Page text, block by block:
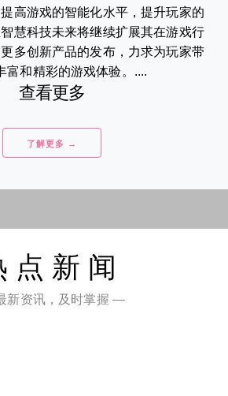
高游戏的智能化水平，提升玩家的
慧科技未来将继续扩展其在游戏行
多创新产品的发布，力求为玩家带
富和精彩的游戏体验。....
查看更多
了解更多 →
点新闻
新资讯，及时掌握 —